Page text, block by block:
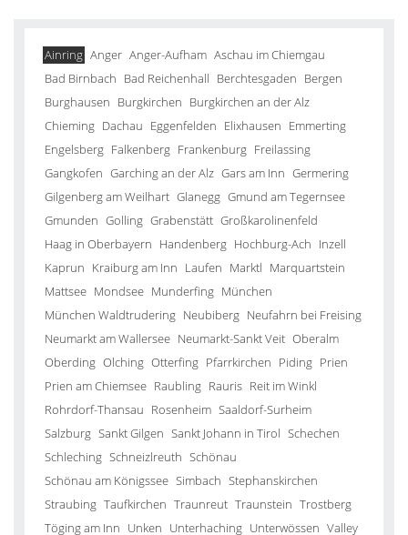
Ainring Anger Anger-Aufham Aschau im Chiemgau
Bad Birnbach Bad Reichenhall Berchtesgaden Bergen
Burghausen Burgkirchen Burgkirchen an der Alz
Chieming Dachau Eggenfelden Elixhausen Emmerting
Engelsberg Falkenberg Frankenburg Freilassing
Gangkofen Garching an der Alz Gars am Inn Germering
Gilgenberg am Weilhart Glanegg Gmund am Tegernsee
Gmunden Golling Grabenstätt Großkarolinenfeld
Haag in Oberbayern Handenberg Hochburg-Ach Inzell
Kaprun Kraiburg am Inn Laufen Marktl Marquartstein
Mattsee Mondsee Munderfing München
München Waldtrudering Neubiberg Neufahrn bei Freising
Neumarkt am Wallersee Neumarkt-Sankt Veit Oberalm
Oberding Olching Otterfing Pfarrkirchen Piding Prien
Prien am Chiemsee Raubling Rauris Reit im Winkl
Rohrdorf-Thansau Rosenheim Saaldorf-Surheim
Salzburg Sankt Gilgen Sankt Johann in Tirol Schechen
Schleching Schneizlreuth Schönau
Schönau am Königssee Simbach Stephanskirchen
Straubing Taufkirchen Traunreut Traunstein Trostberg
Töging am Inn Unken Unterhaching Unterwössen Valley